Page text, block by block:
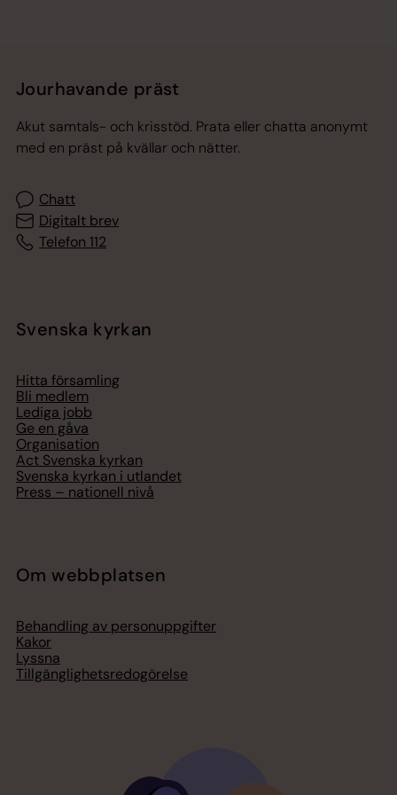
Jourhavande präst
Akut samtals- och krisstöd. Prata eller chatta anonymt
med en präst på kvällar och nätter.
Chatt
Digitalt brev
Telefon 112
Svenska kyrkan
Hitta församling
Bli medlem
Lediga jobb
Ge en gåva
Organisation
Act Svenska kyrkan
Svenska kyrkan i utlandet
Press – nationell nivå
Om webbplatsen
Behandling av personuppgifter
Kakor
Lyssna
Tillgänglighetsredogörelse